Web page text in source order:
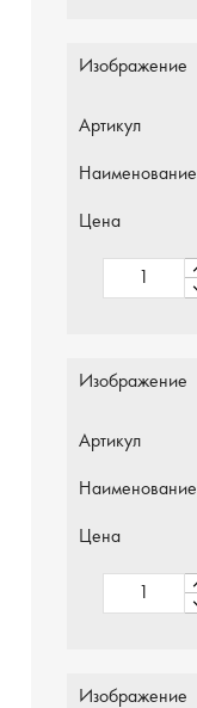
Изображение
Артикул
Наименование
Цена
Изображение
Артикул
Наименование
Цена
Изображение